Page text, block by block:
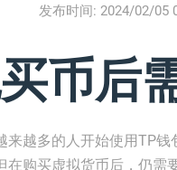
发布时间: 2024/02/05
币后
来越多的人开始使用TP
在购买虚拟货币后，仍需